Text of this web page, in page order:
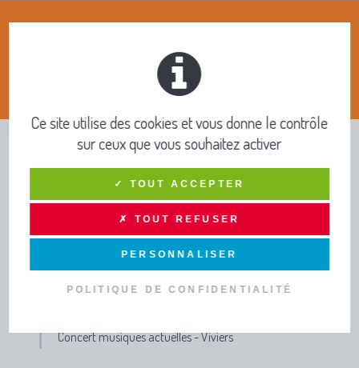
INFOS PRATIQUES ET
PUBLICATIONS
Lettres d'infos - Newsletters
Actus
Concert musiques actuelles - Viviers
Ce site utilise des cookies et vous donne le contrôle
sur ceux que vous souhaitez activer
✓ TOUT ACCEPTER
✗ TOUT REFUSER
PERSONNALISER
POLITIQUE DE CONFIDENTIALITÉ